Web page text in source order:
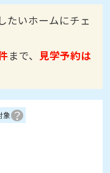
たいホームにチェ
まで、 見学予約は
象